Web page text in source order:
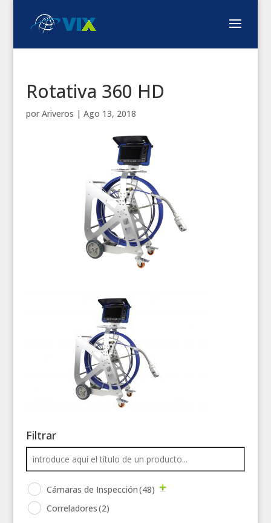
Rotativa 360 HD
por Ariveros | Ago 13, 2018
Filtrar
Cámaras de Inspección(48)
Correladores(2)